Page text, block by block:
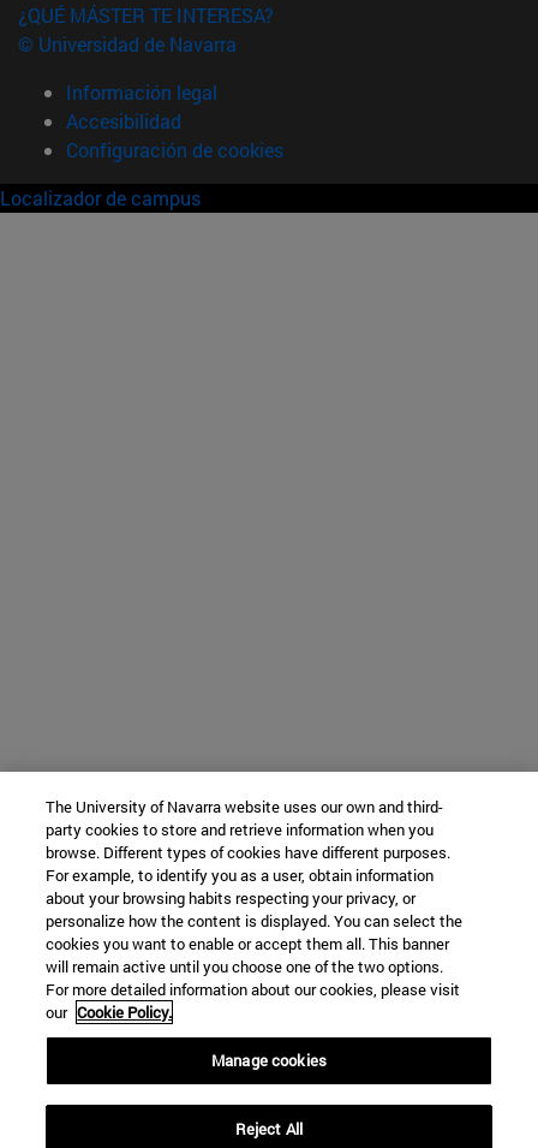
¿QUÉ MÁSTER TE INTERESA?
© Universidad de Navarra
Información legal
Accesibilidad
Configuración de cookies
Localizador de campus
The University of Navarra website uses our own and third-
party cookies to store and retrieve information when you
browse. Different types of cookies have different purposes.
For example, to identify you as a user, obtain information
about your browsing habits respecting your privacy, or
personalize how the content is displayed. You can select the
cookies you want to enable or accept them all. This banner
will remain active until you choose one of the two options.
For more detailed information about our cookies, please visit
our Cookie Policy.
Manage cookies
Reject All